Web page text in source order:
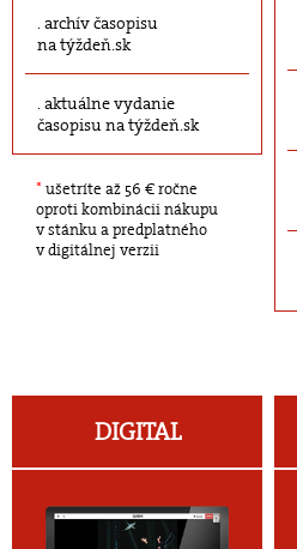
archív časopisu
na týždeň.sk
aktuálne vydanie
časopisu na týždeň.sk
* ušetríte až 56 € ročne
oproti kombinácii nákupu
v stánku a predplatného
v digitálnej verzii
DIGITAL